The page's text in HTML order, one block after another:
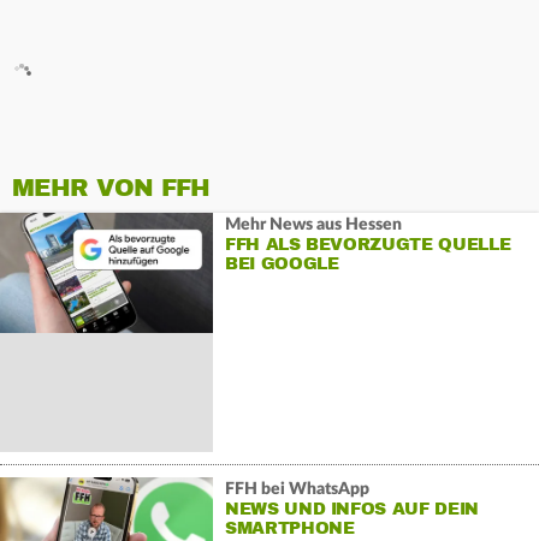
MEHR VON FFH
Mehr News aus Hessen
FFH ALS BEVORZUGTE QUELLE
BEI GOOGLE
FFH bei WhatsApp
NEWS UND INFOS AUF DEIN
SMARTPHONE